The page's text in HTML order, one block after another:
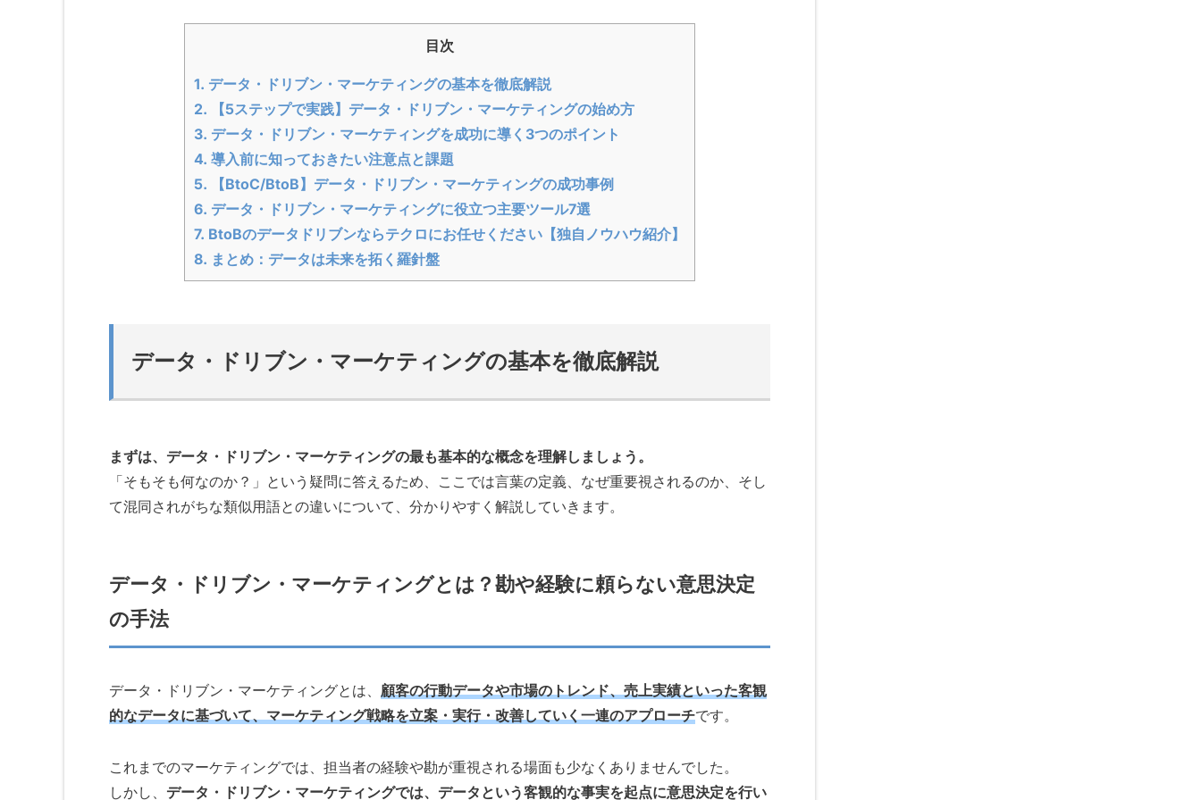
目次
1. データ・ドリブン・マーケティングの基本を徹底解説
2. 【5ステップで実践】データ・ドリブン・マーケティングの始め方
3. データ・ドリブン・マーケティングを成功に導く3つのポイント
4. 導入前に知っておきたい注意点と課題
5. 【BtoC/BtoB】データ・ドリブン・マーケティングの成功事例
6. データ・ドリブン・マーケティングに役立つ主要ツール7選
7. BtoBのデータドリブンならテクロにお任せください【独自ノウハウ紹介】
8. まとめ：データは未来を拓く羅針盤
データ・ドリブン・マーケティングの基本を徹底解説
まずは、データ・ドリブン・マーケティングの最も基本的な概念を理解しましょう。
「そもそも何なのか？」という疑問に答えるため、ここでは言葉の定義、なぜ重要視されるのか、そし
て混同されがちな類似用語との違いについて、分かりやすく解説していきます。
データ・ドリブン・マーケティングとは？勘や経験に頼らない意思決定
の手法
データ・ドリブン・マーケティングとは、 顧客の行動データや市場のトレンド、売上実績といった客観
的なデータに基づいて、マーケティング戦略を立案・実行・改善していく一連のアプローチです。
これまでのマーケティングでは、担当者の経験や勘が重視される場面も少なくありませんでした。
しかし、 データ・ドリブン・マーケティングでは、データという客観的な事実を起点に意思決定を行い